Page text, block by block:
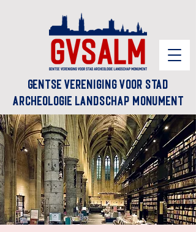
Gentse Vereniging voor Stad
Archeologie Landschap Monument